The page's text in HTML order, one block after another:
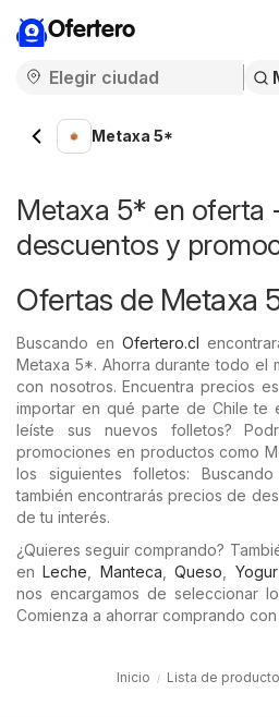
Ofertero
Metaxa 5*
Metaxa 5* en oferta
descuentos y
Ofertas de Metaxa
Buscando enOfertero.cl
Metaxa 5*. Ahorra durante todo el
con nosotros. Encuentra precios
importar en qué parte de Chile te
leíste sus nuevos folletos?
promociones en productos como
los siguientes folletos:
también encontrarás precios de
de tu interés.
¿Quieres seguir comprando?
enLeche Manteca ,Queso Yogur
nos encargamos de seleccionar
Comienza a ahorrar comprando
Inicio Lista de